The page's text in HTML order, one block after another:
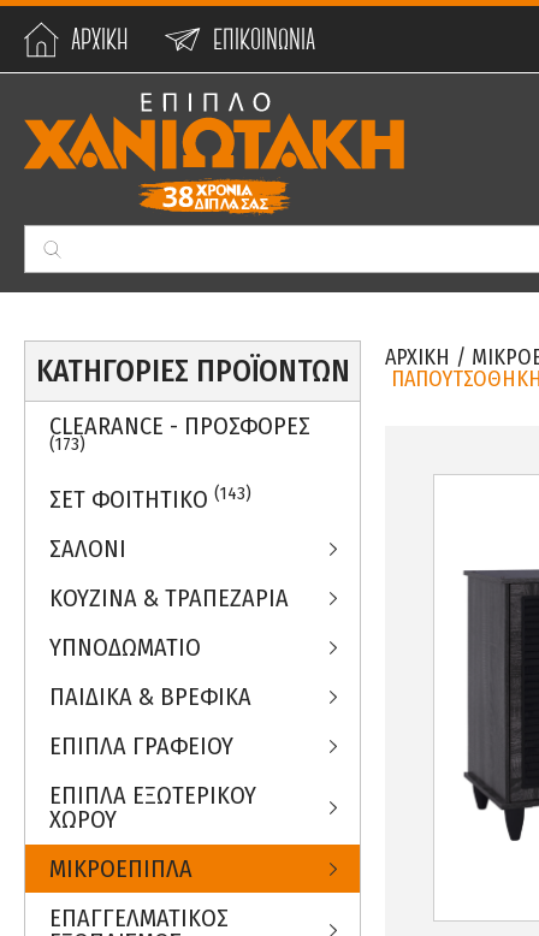
ΑΡΧΙΚΗ ΕΠΙΚΟΙΝΩΝΙΑ
ΚΑΤΗΓΟΡΙΕΣ ΠΡΟΪΟΝΤΩΝ
CLEARANCE - ΠΡΟΣΦΟΡΕΣ
(173)
ΣΕΤ ΦΟΙΤΗΤΙΚΟ (143)
ΣΑΛΟΝΙ
ΚΟΥΖΙΝΑ & ΤΡΑΠΕΖΑΡΙΑ
ΥΠΝΟΔΩΜΑΤΙΟ
ΠΑΙΔΙΚΑ & ΒΡΕΦΙΚΑ
ΕΠΙΠΛΑ ΓΡΑΦΕΙΟΥ
ΕΠΙΠΛΑ ΕΞΩΤΕΡΙΚΟΥ
ΧΩΡΟΥ
ΜΙΚΡΟΕΠΙΠΛΑ
ΕΠΑΓΓΕΛΜΑΤΙΚΟΣ
ΑΡΧΙΚΗ /
ΠΑΠΟΥΤΣΟΘΗΚΗ-